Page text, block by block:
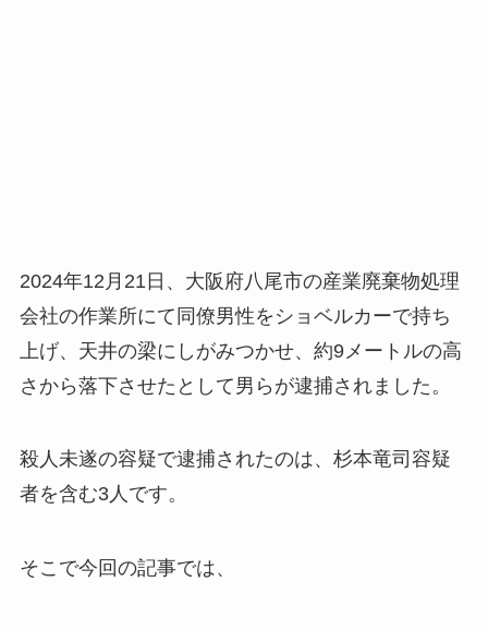
2024年12月21日、大阪府八尾市の産業廃棄物処理
会社の作業所にて同僚男性をショベルカーで持ち
上げ、天井の梁にしがみつかせ、約9メートルの高
さから落下させたとして男らが逮捕されました。
殺人未遂の容疑で逮捕されたのは、杉本竜司容疑
者を含む3人です。
そこで今回の記事では、